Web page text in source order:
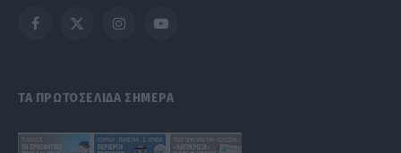
Facebook
X
InstagramYouTube
ΤΑ ΠΡΩΤΟΣΕΛΙΔΑ ΣΗΜΕΡΑ